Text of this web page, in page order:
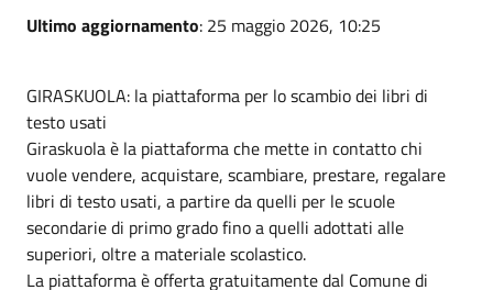
Ultimo aggiornamento: 25 maggio 2026, 10:25
GIRASKUOLA: la piattaforma per lo scambio dei libri di
testo usati
Giraskuola è la piattaforma che mette in contatto chi
vuole vendere, acquistare, scambiare, prestare, regalare
libri di testo usati, a partire da quelli per le scuole
secondarie di primo grado fino a quelli adottati alle
superiori, oltre a materiale scolastico.
La piattaforma è offerta gratuitamente dal Comune di